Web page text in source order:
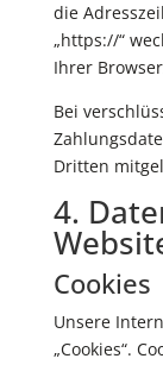
die
„https://“
Ihrer
Bei
Dritten
4.
Cookies
Unsere
„Cookies“.